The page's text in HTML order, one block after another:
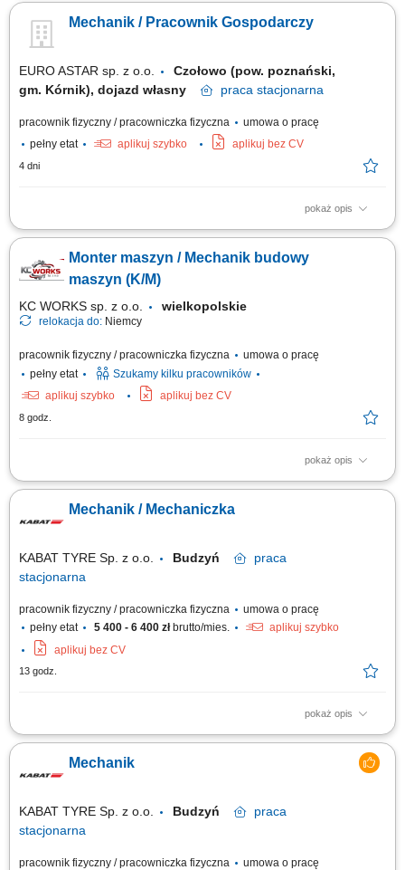
klientów Pracodawcy
Mechanik / Pracownik Gospodarczy
EURO ASTAR sp. z o.o.
Czołowo (pow. poznański,
gm. Kórnik), dojazd własny
praca stacjonarna
pracownik fizyczny / pracowniczka fizyczna
umowa o pracę
pełny etat
aplikuj szybko aplikuj bez CV
4 dni
pokaż opis
Zakres obowiązków do uzgodnienia, w zależności od posiadanych
produkcyjnych; prace ogólnogospodarcze; współpraca z zewnętrznymi
serwisami zakup części zamiennych;
Monter maszyn / Mechanik budowy
maszyn (K/M)
KC WORKS sp. z o.o. wielkopolskie
relokacja do: Niemcy
pracownik fizyczny / pracowniczka fizyczna
umowa o pracę
pełny etat
Szukamy kilku pracowników
aplikuj szybko
aplikuj bez CV
8 godz.
pokaż opis
Praca będzie wykonywana w naszej lokalizacji produkcyjnej i
maszyn oraz podzespołów mechanicznych; Montaż elementów zgodnie z
Mechanik / Mechaniczka
KABAT TYRE Sp. z o.o. Budzyń
praca
stacjonarna
pracownik fizyczny / pracowniczka fizyczna
umowa o pracę
pełny etat
5 400 - 6 400 złbrutto/mies.
aplikuj szybko
aplikuj bez CV
13 godz.
pokaż opis
Zakres obowiązków: Usuwanie bieżących awarii maszyn i urządzeń
konserwacyjnych i diagnostyki; Realizacja przezbrojeń oraz regulacji
Mechanik
KABAT TYRE Sp. z o.o. Budzyń
praca
stacjonarna
pracownik fizyczny / pracowniczka fizyczna
umowa o pracę